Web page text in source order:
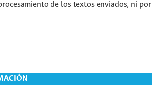
de los textos enviados, ni